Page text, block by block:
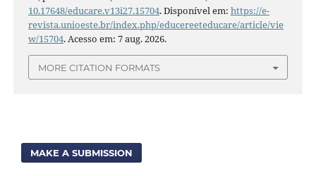
10.17648/educare.v13i27.15704. Disponível em: https://e-
revista.unioeste.br/index.php/educereeteducare/article/vie
w/15704. Acesso em: 7 aug. 2026.
MORE CITATION FORMATS
MAKE A SUBMISSION